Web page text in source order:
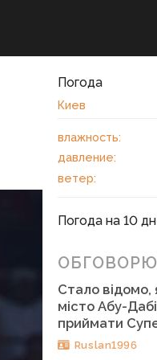
Погода
Киев
влажность:
давление:
ветер:
Погода на 10
Стало відомо,
місто Абу-
приймати
Ruslan1996